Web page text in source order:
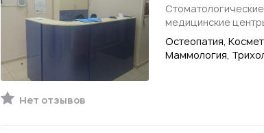
медицинские
Остеопатия,
Маммология,
Нет отзывов